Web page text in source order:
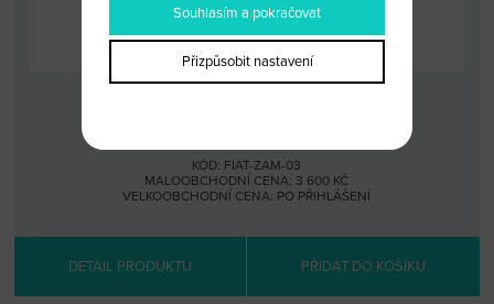
KÓD: FIAT-ZAM-03
MALOOBCHODNÍ CENA: 3 600 KČ
VELKOOBCHODNÍ CENA: PO PŘIHLÁŠENÍ
DETAIL PRODUKTU PŘIDAT DO KOŠÍKU
Souhlasím a pokračovat
Přizpůsobit nastavení